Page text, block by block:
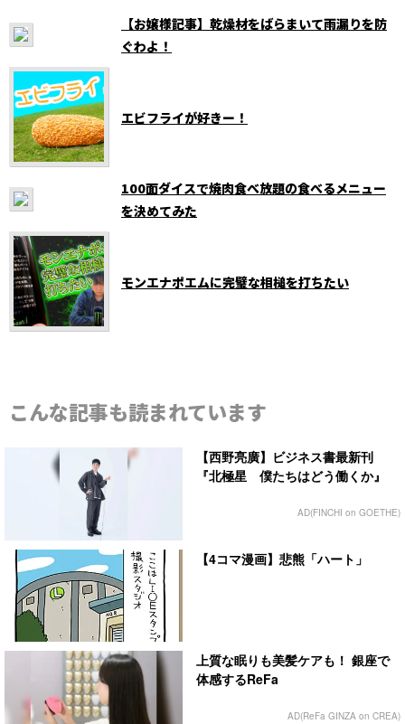
【お嬢様記事】乾燥材をばらまいて雨漏りを防
ぐわよ！
エビフライが好きー！
100面ダイスで焼肉食べ放題の食べるメニュー
を決めてみた
モンエナポエムに完璧な相槌を打ちたい
こんな記事も読まれています
【西野亮廣】ビジネス書最新刊
『北極星 僕たちはどう働くか』
AD(FINCHI on GOETHE)
【4コマ漫画】悲熊「ハート」
上質な眠りも美髪ケアも！ 銀座で
体感するReFa
AD(ReFa GINZA on CREA)